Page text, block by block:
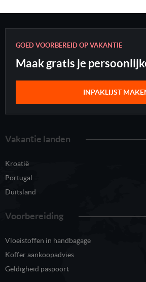
GOED VOORBEREID OP VAKANTIE
Maak gratis je
INPAKLIJST
Vakantie landen
Kroatië
Portugal
Duitsland
Voorbereiding
Vloeistoffen in handbagage
Koffer aankoopadvies
Geldigheid paspoort